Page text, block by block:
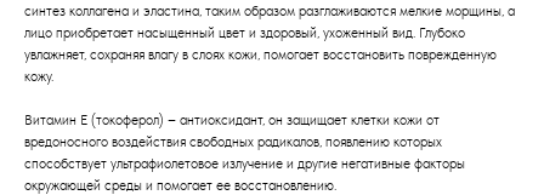
синтез коллагена и эластина, таким образом разглаживаются мелкие морщины, а
лицо приобретает насыщенный цвет и здоровый, ухоженный вид. Глубоко
увлажняет, сохраняя влагу в слоях кожи, помогает восстановить поврежденную
кожу.
Витамин Е (токоферол) – антиоксидант, он защищает клетки кожи от
вредоносного воздействия свободных радикалов, появлению которых
способствует ультрафиолетовое излучение и другие негативные факторы
окружающей среды и помогает ее восстановлению.